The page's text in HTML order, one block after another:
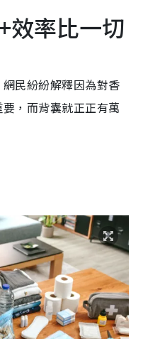
效率比一切
民紛紛解釋因為對香
，而背囊就正正有萬